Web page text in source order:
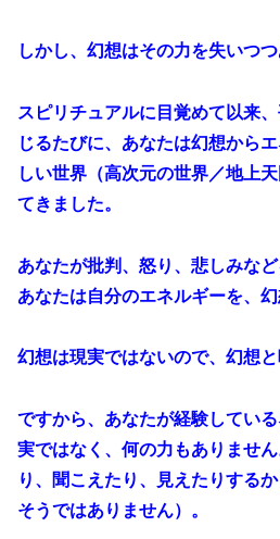
しかし、幻想はその力を失いつつ
スピリチュアルに目覚めて以来
じるたびに、あなたは幻想から
しい世界（高次元の世界／地上
てきました。
あなたが批判、怒り、悲しみな
あなたは自分のエネルギーを、
幻想は現実ではないので、幻想と
ですから、あなたが経験してい
実ではなく、何の力もありませ
り、聞こえたり、見えたりする
そうではありません）。